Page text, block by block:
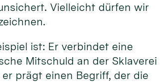
Vielleicht dürfen wir
ist: Er verbindet eine
Mitschuld an der Sklaverei
prägt einen Begriff, der die